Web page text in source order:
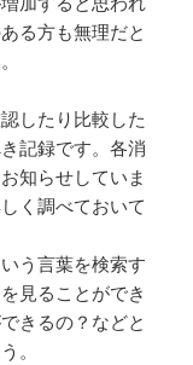
る方も無理だと
したり比較した
記録です。各消
知らせしていま
く調べておいて
う言葉を検索す
見ることができ
きるの？などと
。